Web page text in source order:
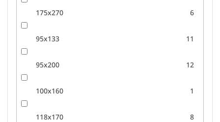
175x270 6
95x133 11
95x200 12
100x160 1
118x170 8